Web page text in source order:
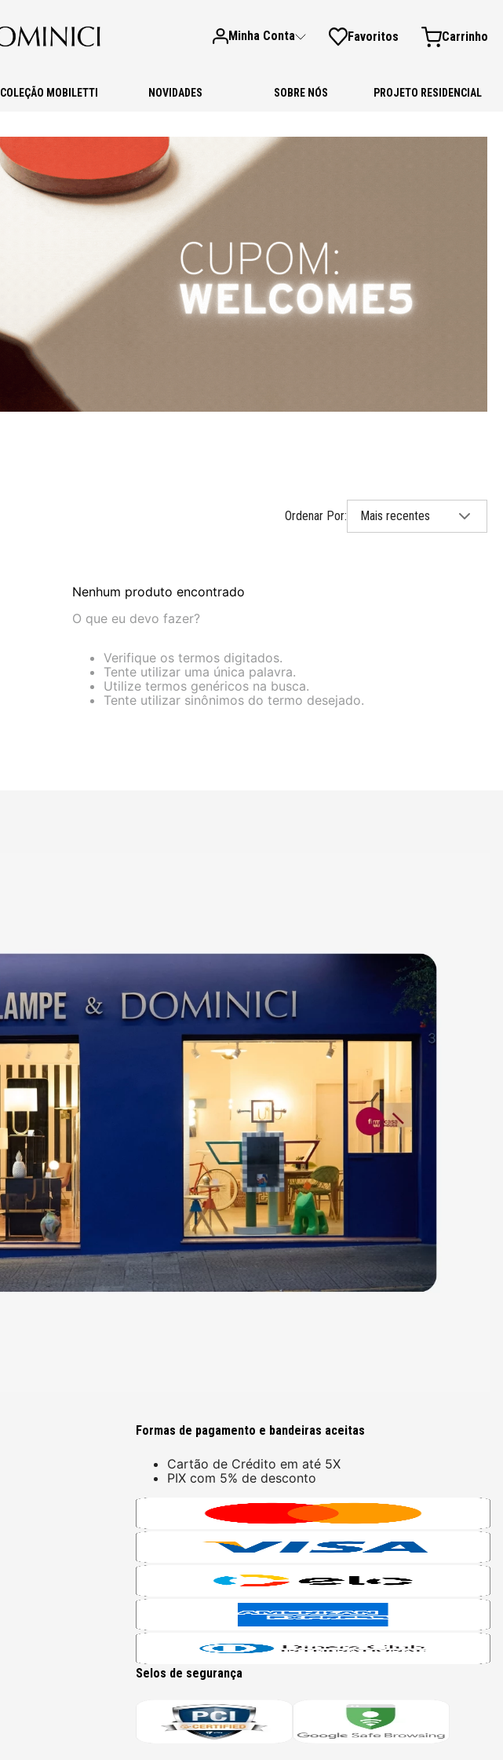
Minha Conta Favoritos
COLEÇÃO MOBILETTI NOVIDADES SOBRE NÓS PROJETO RESIDENCIAL
Mais recentes
Nenhum produto encontrado
O que eu devo fazer?
Verifique os termos digitados.
Tente utilizar uma única palavra.
Utilize termos genéricos na busca.
Tente utilizar sinônimos do termo desejado.
Formas de pagamento e bandeiras aceitas
Cartão de Crédito em até 5X
PIX com 5% de desconto
Selos de segurança